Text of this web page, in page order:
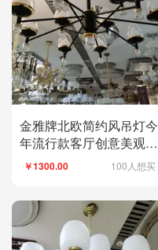
金雅牌北欧简约风吊灯今
年流行款客厅创意美观精
致
￥1300.00 100人想买